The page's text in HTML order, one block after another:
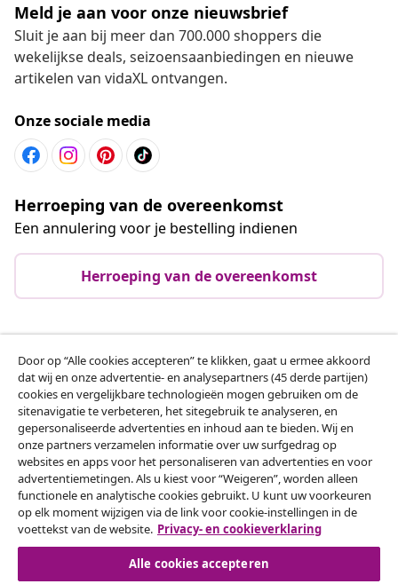
Meld je aan voor onze nieuwsbrief
Sluit je aan bij meer dan 700.000 shoppers die
wekelijkse deals, seizoensaanbiedingen en nieuwe
artikelen van vidaXL ontvangen.
Onze sociale media
Herroeping van de overeenkomst
Een annulering voor je bestelling indienen
Herroeping van de overeenkomst
Klantenservice
Zakelijk
vidaXL
Ontdek meer
Door op “Alle cookies accepteren” te klikken, gaat u ermee akkoord
dat wij en onze advertentie- en analysepartners (45 derde partijen)
cookies en vergelijkbare technologieën mogen gebruiken om de
sitenavigatie te verbeteren, het sitegebruik te analyseren, en
gepersonaliseerde advertenties en inhoud aan te bieden. Wij en
onze partners verzamelen informatie over uw surfgedrag op
websites en apps voor het personaliseren van advertenties en voor
advertentiemetingen. Als u kiest voor “Weigeren”, worden alleen
functionele en analytische cookies gebruikt. U kunt uw voorkeuren
op elk moment wijzigen via de link voor cookie-instellingen in de
voettekst van de website. Privacy- en cookieverklaring
Alle cookies accepteren